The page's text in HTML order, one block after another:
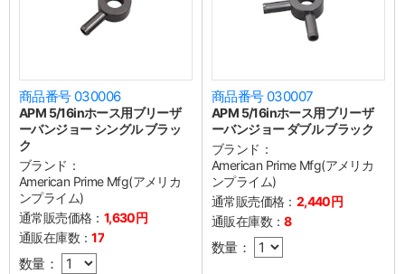
商品番号 030006
APM 5/16inホース用ブリーザ
ーバンジョー シングル ブラッ
ク
ブランド：
American Prime Mfg(アメリカ
ンプライム)
通常販売価格： 1,630円
通販在庫数：17
数量：
商品番号 030007
APM 5/16inホース用ブリーザ
ーバンジョー ダブル ブラック
ブランド：
American Prime Mfg(アメリカ
ンプライム)
通常販売価格： 2,440円
通販在庫数：8
数量：